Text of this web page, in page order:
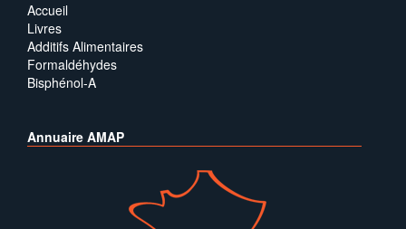
Accueil
Livres
Additifs Alimentaires
Formaldéhydes
Bisphénol-A
Annuaire AMAP